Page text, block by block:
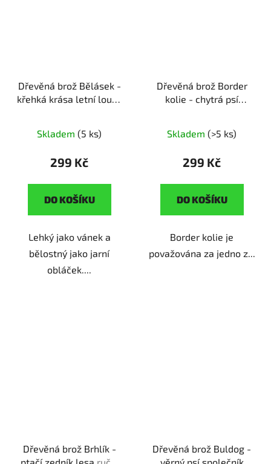
Dřevěná brož Bělásek -
křehká krása letní louky
romantiky
Skladem (5 ks)
299 Kč
DO KOŠÍKU
Lehký jako vánek a
bělostný jako jarní
obláček....
Dřevěná brož Border
kolie - chytrá psí
pejskaře
Skladem (>5 ks)
299 Kč
DO KOŠÍKU
Border kolie je
považována za jedno z...
Dřevěná brož Brhlík -
ptačí zedník lesa ruční
Dřevěná brož Buldog -
věrný psí společník